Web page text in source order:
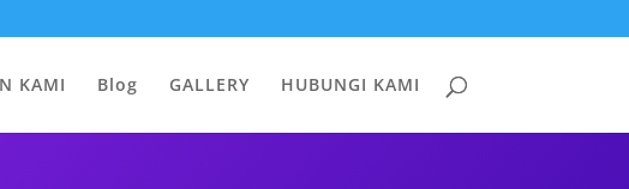
KAMI Blog GALLERY HUBUNGI KAMI